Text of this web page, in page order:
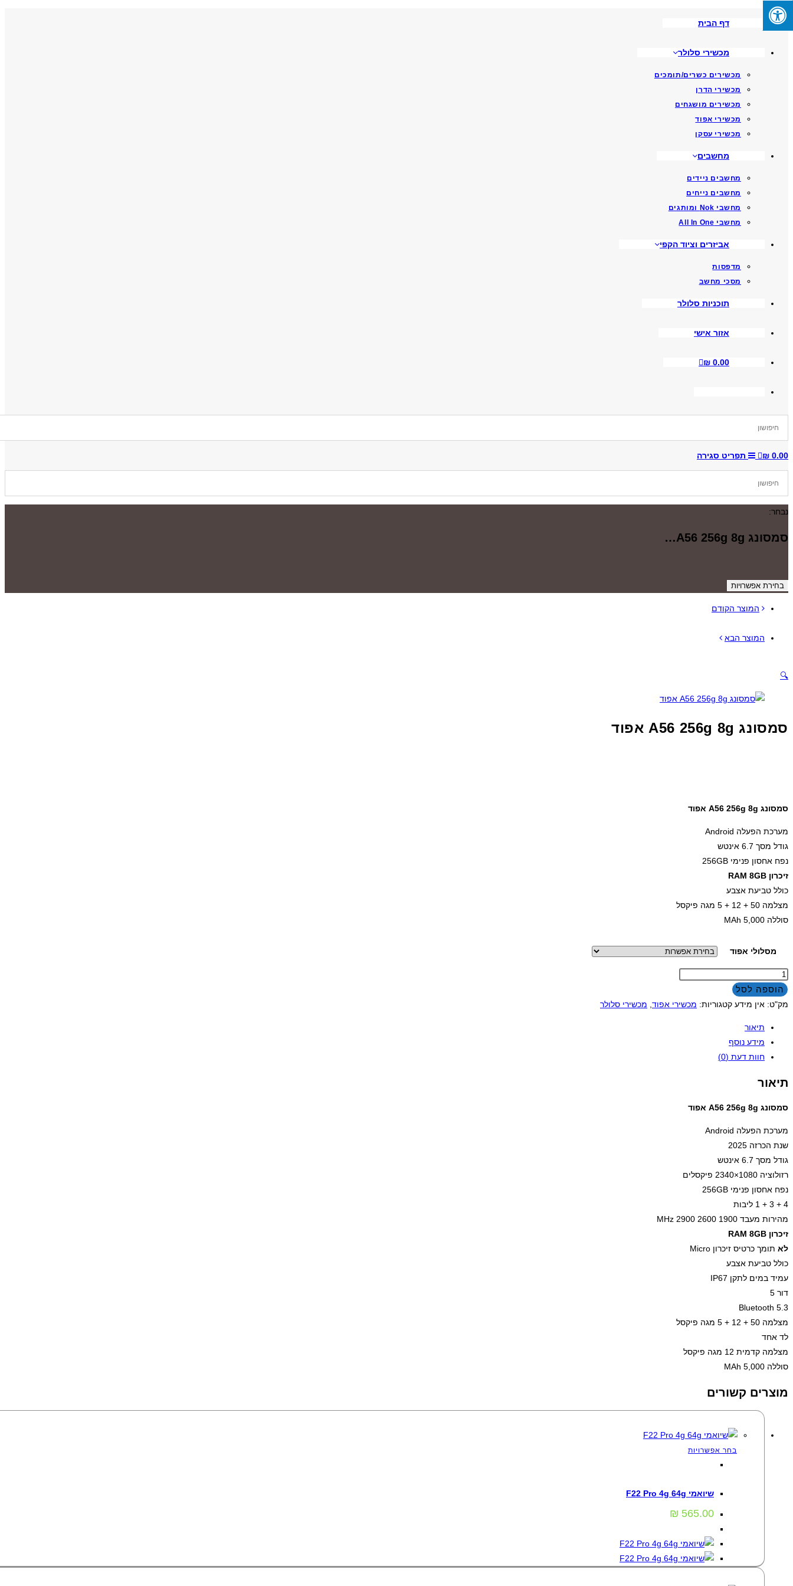
Skip
To
דף הבית
מכשירי סלולר
מכשירים כשרים/תומכים
מכשירי הדרן
מכשירים מושגחים
מכשירי אפוד
מכשירי עסקן
מחשבים
מחשבים ניידים
מחשבים נייחים
מחשבי Nok ומותגים
מחשבי All In One
אביזרים וציוד הקפי
מדפסות
מסכי מחשב
תוכניות סלולר
אזור אישי
₪ 0.00
₪ 0.00 תפריט סגירה
נבחר:
סמסונג A56 256g 8g…
בחירת אפשרויות
המוצר הקודם
המוצר הבא
🔍
סמסונג A56 256g 8g אפוד
סמסונג A56 256g 8g אפוד
מערכת הפעלה Android
גודל מסך 6.7 אינטש
נפח אחסון פנימי 256GB
זיכרון RAM 8GB
כולל טביעת אצבע
מצלמה 50 + 12 + 5 מגה פיקסל
סוללה 5,000 MAh
מסלולי אפוד
כמות
של
סמסונג
הוספה לסל
מק"ט: אין מידע קטגוריות: מכשירי אפוד מכשירי סלולר
תיאור
מידע נוסף
חוות דעת (0)
תיאור
סמסונג A56 256g 8g אפוד
מערכת הפעלה Android
שנת הכרזה 2025
גודל מסך 6.7 אינטש
רזולוציה 1080×2340 פיקסלים
נפח אחסון פנימי 256GB
4 + 3 + 1 ליבות
מהירות מעבד 1900 2600 2900 MHz
זיכרון RAM 8GB
לא תומך כרטיס זיכרון Micro
כולל טביעת אצבע
עמיד במים לתקן IP67
דור 5
Bluetooth 5.3
מצלמה 50 + 12 + 5 מגה פיקסל
לד אחד
מצלמה קדמית 12 מגה פיקסל
סוללה 5,000 MAh
מוצרים קשורים
בחר אפשרויות
מספר
סוגים.
האפשרויות
שיואמי F22 Pro 4g 64g
₪ 565.00